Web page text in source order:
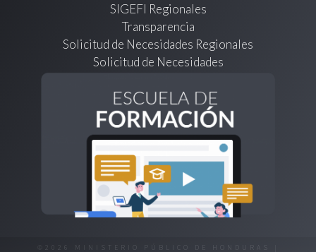
SIGEFI Regionales
Transparencia
Solicitud de Necesidades Regionales
Solicitud de Necesidades
©2026 MINISTERIO PÚBLICO DE HONDURAS |